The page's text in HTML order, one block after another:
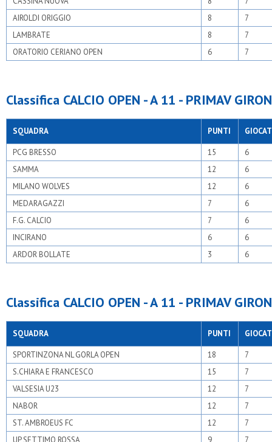
AIROLDI ORIGGIO
8
7
LAMBRATE
8
7
ORATORIO CERIANO OPEN
6 7
Classifica CALCIO OPEN - A 11 - PRIMAV
SQUADRA PUNTI
PCG BRESSO 15
6
SAMMA
12
6
MILANO WOLVES
12
6
MEDARAGAZZI
7
6
F.G. CALCIO
7
6
INCIRANO
6
6
ARDOR BOLLATE
3 6
Classifica CALCIO OPEN - A 11 - PRIMAV
SQUADRA PUNTI
SPORTINZONA NL GORLA OPEN 18
7
S.CHIARA E FRANCESCO
15
7
VALSESIA U23
12
7
NABOR
12
7
ST. AMBROEUS FC
12
7
UP SETTIMO ROSSA
9 7